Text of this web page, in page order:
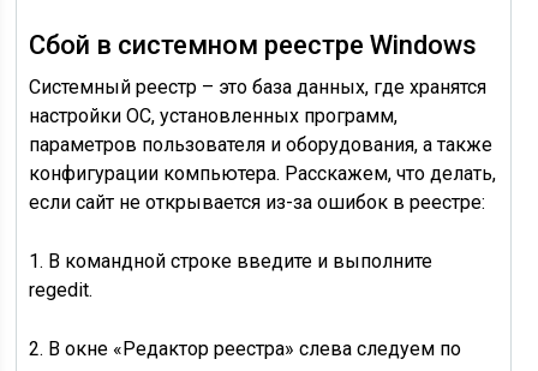
Сбой в системном реестре Windows
Системный реестр – это база данных, где хранятся
настройки ОС, установленных программ,
параметров пользователя и оборудования, а также
конфигурации компьютера. Расскажем, что делать,
если сайт не открывается из-за ошибок в реестре:
1. В командной строке введите и выполните
regedit.
2. В окне «Редактор реестра» слева следуем по